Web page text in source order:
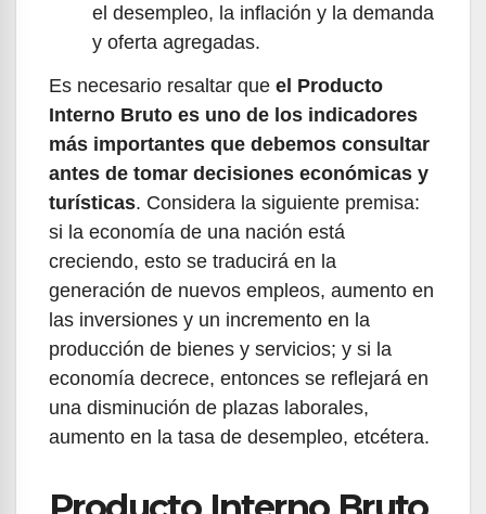
el desempleo, la inflación y la demanda
y oferta agregadas.
Es necesario resaltar que el Producto
Interno Bruto es uno de los indicadores
más importantes que debemos consultar
antes de tomar decisiones económicas y
turísticas. Considera la siguiente premisa:
si la economía de una nación está
creciendo, esto se traducirá en la
generación de nuevos empleos, aumento en
las inversiones y un incremento en la
producción de bienes y servicios; y si la
economía decrece, entonces se reflejará en
una disminución de plazas laborales,
aumento en la tasa de desempleo, etcétera.